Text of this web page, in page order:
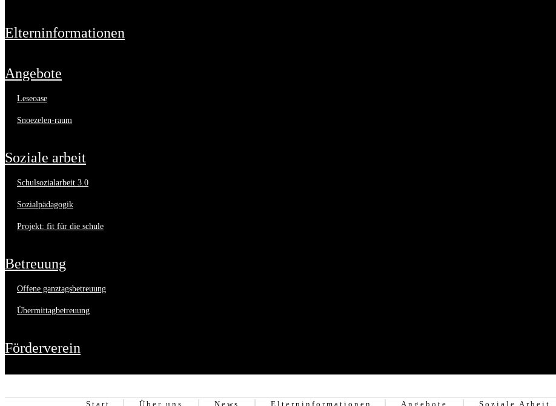
elterninformationen
angebote
leseoase
snoezelen-raum
soziale arbeit
schulsozialarbeit 3.0
sozialpädagogik
projekt: fit für die schule
betreuung
offene ganztagsbetreuung
übermittagbetreuung
förderverein
Start Über uns News Elterninformationen Angebote Soziale Arbeit